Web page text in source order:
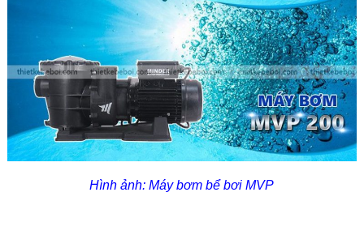
Hình ảnh: Máy bơm bể bơi MVP